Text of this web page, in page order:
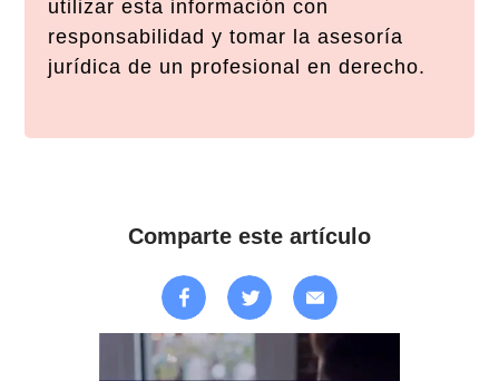
utilizar esta información con
responsabilidad y tomar la asesoría
jurídica de un profesional en derecho.
Comparte este artículo